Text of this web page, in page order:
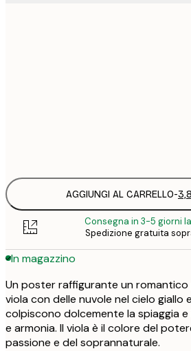
AGGIUNGI AL CARRELLO-
Consegna in 3-5 giorni
Spedizione gratuita
In magazzino
Un poster raffigurante un romantico
viola con delle nuvole nel cielo giallo
colpiscono dolcemente la spiaggia
e armonia. Il viola è il colore del
passione e del soprannaturale.